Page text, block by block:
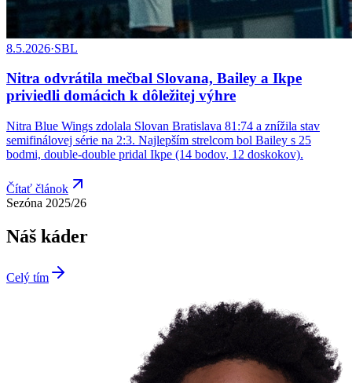
8.5.2026·SBL
Nitra odvrátila mečbal Slovana, Bailey a Ikpe
priviedli domácich k dôležitej výhre
Nitra Blue Wings zdolala Slovan Bratislava 81:74 a znížila stav
semifinálovej série na 2:3. Najlepším strelcom bol Bailey s 25
bodmi, double-double pridal Ikpe (14 bodov, 12 doskokov).
Čítať článok
Sezóna 2025/26
Náš káder
Celý tím